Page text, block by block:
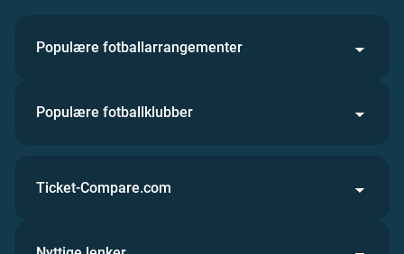
Populære fotballarrangementer
Populære fotballklubber
Ticket-Compare.com